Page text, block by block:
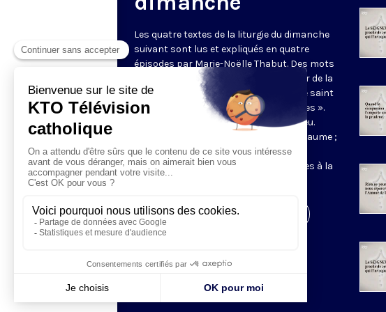
Les quatre textes de la liturgie du dimanche
suivant sont lus et expliqués en quatre
épisodes par Marie-Noëlle Thabut. Des mots
simples et lumineux pour aller au cœur de la
Révélation biblique, entrer dans ce que saint
Luc appelle « l’intelligence des Écritures ».
Chaque jour, vivez avec la Parole de Dieu.
Lundi, la première lecture ; mardi, le psaume ;
mercredi, la deuxième lecture ; jeudi,
l’Évangile ; vendredi, les quatre épisodes à la
Visiter la page de l'émission